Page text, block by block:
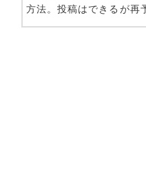
方法。投稿はできるが再